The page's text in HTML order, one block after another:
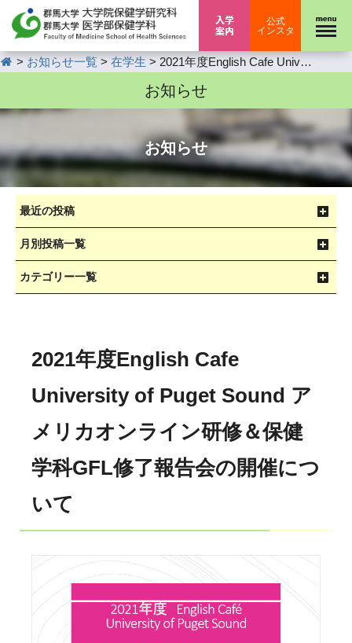
公式
インスタ
HOME
> お知らせ一覧 > 在学生 > 2021年度English Cafe University of Puget Sound アメリカオンライン研修＆保健学科GFL修了報告会の開催について
お知らせ
お知らせ
最近の投稿
月別投稿一覧
カテゴリー一覧
2021年度English Cafe
University of Puget Sound ア
メリカオンライン研修＆保健
学科GFL修了報告会の開催につ
いて